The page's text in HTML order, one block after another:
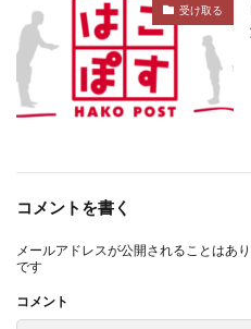
受け取る
コメントを書く
メールアドレスが公開されることはあり
です
コメント